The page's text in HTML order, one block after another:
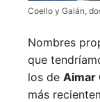
Coello y Galán,
Nombres
que
los de Aimar
más